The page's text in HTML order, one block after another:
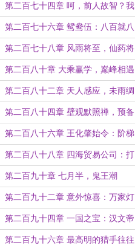
的财力，你接得住吗？
第二百七十四章 呵，前人故智？我
戚元敬自己就是传说！
第二百七十六章 鸳鸯伍：八百就八
百，东海平波，逆斩鬼神！
第二百七十八章 风雨将至，仙药将
成！
第二百八十章 大乘赢学，巅峰相遇
第二百八十二章 天人感应，未雨绸
缪（求票）
第二百八十四章 壁观默照禅，预备
国姓爷（4000）
第二百八十六章 王化肇始令：阶梯
税收，腾笼换鸟！
第二百八十八章 四海贸易公司：打
响反击清流第一枪！
第二百九十章 七月半，鬼王潮
第二百九十二章 意外惊喜：万家灯
火，借土一抔！
第二百九十四章 一国之宝：汉文帝
罪己诏！
第二百九十六章 最高明的猎手往往